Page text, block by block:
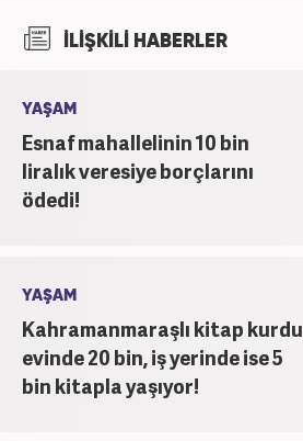
İLİŞKİLİ HABERLER
YAŞAM
Esnaf mahallelinin 10 bin
liralık veresiye borçlarını
ödedi!
YAŞAM
Kahramanmaraşlı kitap kurdu
evinde 20 bin, iş yerinde ise 5
bin kitapla yaşıyor!